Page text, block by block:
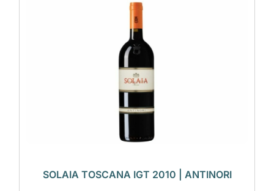
SOLAIA TOSCANA IGT 2010 | ANTINORI